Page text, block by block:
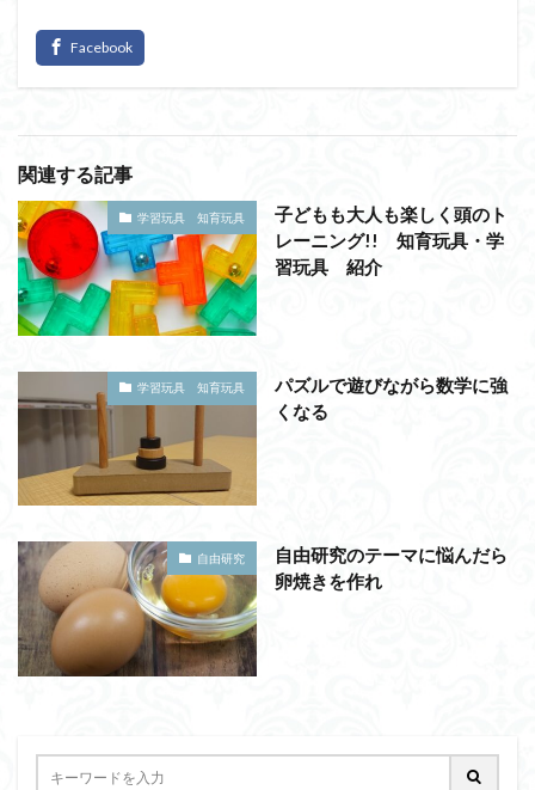
関連する記事
学習玩具 知育玩具
子どもも大人も楽しく頭のト
レーニング!! 知育玩具・学
習玩具 紹介
学習玩具 知育玩具
パズルで遊びながら数学に強
くなる
自由研究
自由研究のテーマに悩んだら
卵焼きを作れ